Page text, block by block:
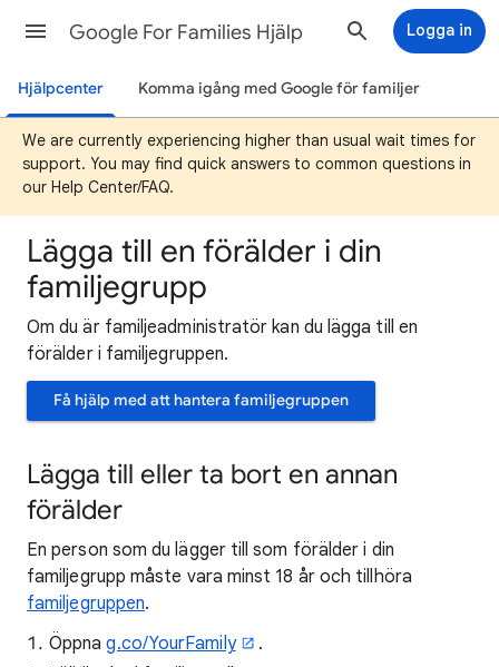
Google For Families Hjälp Logga in
Hjälpcenter Komma igång med Google för familjer
We are currently experiencing higher than usual wait times for
support. You may find quick answers to common questions in
our Help Center/FAQ.
Lägga till en förälder i din
familjegrupp
Om du är familjeadministratör kan du lägga till en
förälder i familjegruppen.
Få hjälp med att hantera familjegruppen
Lägga till eller ta bort en annan
förälder
En person som du lägger till som förälder i din
familjegrupp måste vara minst 18 år och tillhöra
familjegruppen.
Öppnag.co/YourFamily
.